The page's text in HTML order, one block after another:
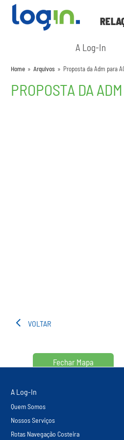
A Log-In
Home » Arquivos » Proposta da Adm para
PROPOSTA DA
VOLTAR
Fechar Mapa
A Log-In
Quem Somos
Nossos Serviços
Rotas Navegação Costeira